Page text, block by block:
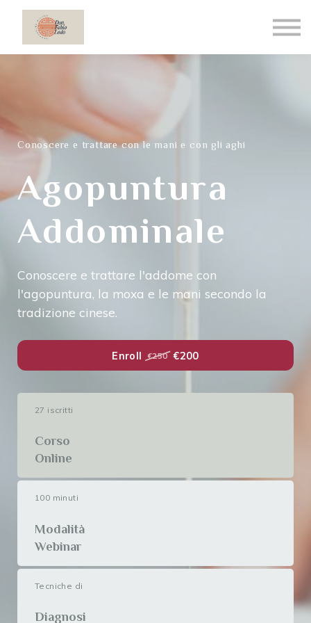
Log in
27 iscritti
Corso
Online
100 minuti
Modalità
Webinar
Tecniche di
Diagnosi
Conoscere e trattare con le mani e con gli aghi
Agopuntura
Addominale
Conoscere e trattare l'addome con
l'agopuntura, la moxa e le mani secondo la
tradizione cinese.
Enroll €250 €200